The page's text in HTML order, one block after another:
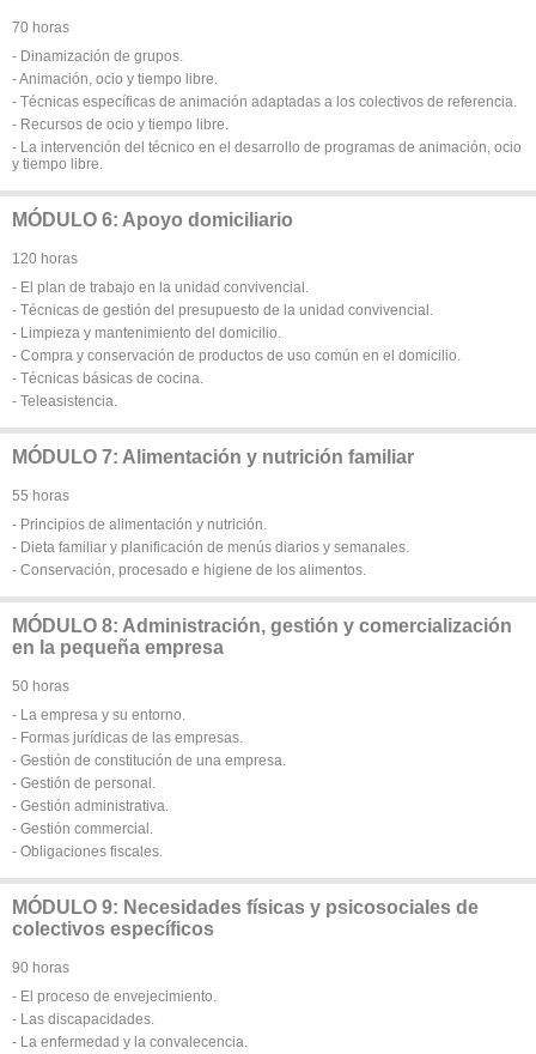
70 horas
- Dinamización de grupos.
- Animación, ocio y tiempo libre.
- Técnicas específicas de animación adaptadas a los colectivos de referencia.
- Recursos de ocio y tiempo libre.
- La intervención del técnico en el desarrollo de programas de animación, ocio
y tiempo libre.
MÓDULO 6: Apoyo domiciliario
120 horas
- El plan de trabajo en la unidad convivencial.
- Técnicas de gestión del presupuesto de la unidad convivencial.
- Limpieza y mantenimiento del domicilio.
- Compra y conservación de productos de uso común en el domicilio.
- Técnicas básicas de cocina.
- Teleasistencia.
MÓDULO 7: Alimentación y nutrición familiar
55 horas
- Principios de alimentación y nutrición.
- Dieta familiar y planificación de menús diarios y semanales.
- Conservación, procesado e higiene de los alimentos.
MÓDULO 8: Administración, gestión y comercialización
en la pequeña empresa
50 horas
- La empresa y su entorno.
- Formas jurídicas de las empresas.
- Gestión de constitución de una empresa.
- Gestión de personal.
- Gestión administrativa.
- Gestión commercial.
- Obligaciones fiscales.
MÓDULO 9: Necesidades físicas y psicosociales de
colectivos específicos
90 horas
- El proceso de envejecimiento.
- Las discapacidades.
- La enfermedad y la convalecencia.